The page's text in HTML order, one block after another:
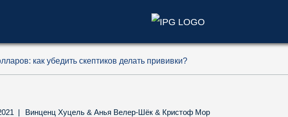
доступа '1')
'2')
как убедить скептиков делать прививки?
| Винценц Хуцель & Анья Велер-Шёк & Кристоф Мор